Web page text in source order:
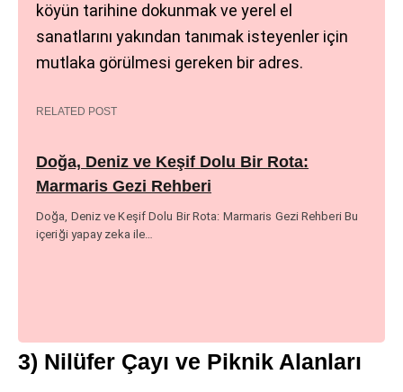
köyün tarihine dokunmak ve yerel el
sanatlarını yakından tanımak isteyenler için
mutlaka görülmesi gereken bir adres.
RELATED POST
Doğa, Deniz ve Keşif Dolu Bir Rota:
Marmaris Gezi Rehberi
Doğa, Deniz ve Keşif Dolu Bir Rota: Marmaris Gezi Rehberi Bu
içeriği yapay zeka ile…
3) Nilüfer Çayı ve Piknik Alanları